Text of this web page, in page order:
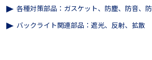
各種対策部品：ガスケット、防塵、防音、
バックライト関連部品：遮光、反射、拡散